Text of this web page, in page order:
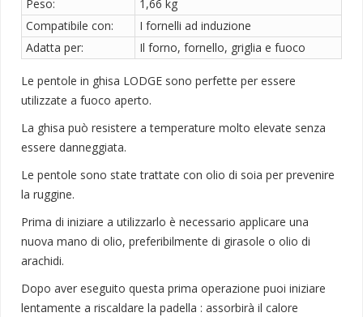
Peso:
1,66 kg
Compatibile con:
I fornelli ad induzione
Adatta per:
Il forno, fornello, griglia e fuoco
Le pentole in ghisa LODGE sono perfette per essere
utilizzate a fuoco aperto.
La ghisa può resistere a temperature molto elevate senza
essere danneggiata.
Le pentole sono state trattate con olio di soia per prevenire
la ruggine.
Prima di iniziare a utilizzarlo è necessario applicare una
nuova mano di olio, preferibilmente di girasole o olio di
arachidi.
Dopo aver eseguito questa prima operazione puoi iniziare
lentamente a riscaldare la padella : assorbirà il calore